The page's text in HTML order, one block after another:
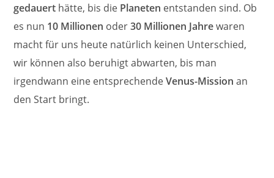
gedauert hätte, bis die Planeten entstanden sind. Ob
es nun 10 Millionen oder30 Millionen Jahrewaren
macht für uns heute natürlich keinen Unterschied,
wir können also beruhigt abwarten, bis man
irgendwann eine entsprechendeVenus-Mission an
den Start bringt.